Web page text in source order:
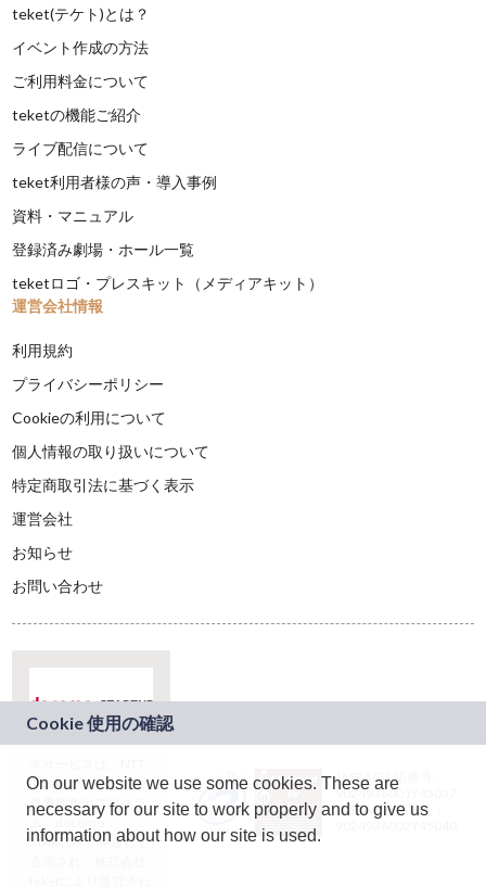
teket(テケト)とは？
イベント作成の方法
ご利用料金について
teketの機能ご紹介
ライブ配信について
teket利用者様の声・導入事例
資料・マニュアル
登録済み劇場・ホール一覧
teketロゴ・プレスキット（メディアキット）
運営会社情報
利用規約
プライバシーポリシー
Cookieの利用について
個人情報の取り扱いについて
特定商取引法に基づく表示
運営会社
お知らせ
お問い合わせ
ドコモグループの新
規事業創出プログラ
ム「docomo
STARTUP」を通じて
JASRAC許諾番号：
9024936001Y45037
JASRAC許諾番号：
On our website we use some cookies. These are
necessary for our site to work properly and to give us
information about how our site is used.